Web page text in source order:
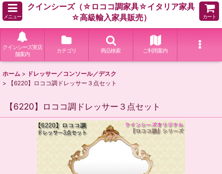
メニュー
クインシーズ（☆ロココ調家具☆イタリア家具
☆高級輸入家具販売）
カート
クインシーズ実店
舗案内
カテゴリ 商品検索 ご利用案内
ホーム > ドレッサー／コンソール／デスク
>
【6220】ロココ調ドレッサー３点セット
【6220】ロココ調ドレッサー３点セット